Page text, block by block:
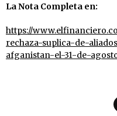
La Nota Completa en:
https://
rechaza-suplica-de-
afganistan-el-31-de-